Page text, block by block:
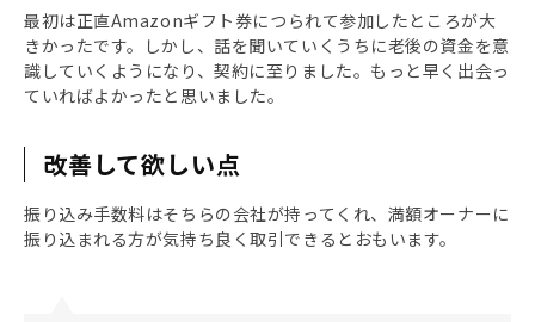
最初は正直Amazonギフト券につられて参加したところが大
きかったです。しかし、話を聞いていくうちに老後の資金を意
識していくようになり、契約に至りました。もっと早く出会っ
ていればよかったと思いました。
改善して欲しい点
振り込み手数料はそちらの会社が持ってくれ、満額オーナーに
振り込まれる方が気持ち良く取引できるとおもいます。